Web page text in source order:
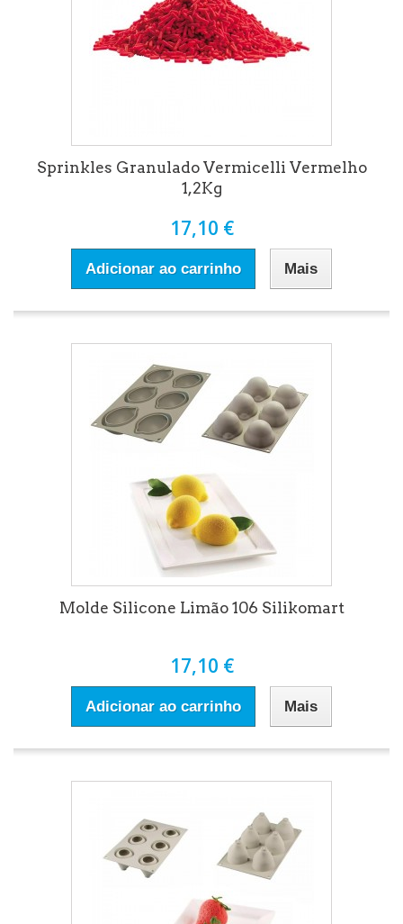
Sprinkles Granulado Vermicelli Vermelho
1,2Kg
17,10 €
Adicionar ao carrinho Mais
Molde Silicone Limão 106 Silikomart
17,10 €
Adicionar ao carrinho Mais